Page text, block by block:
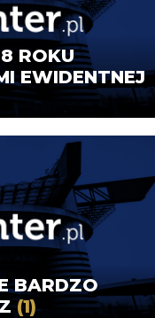
ROKU
EWIDENTNEJ
BARDZO
(1)